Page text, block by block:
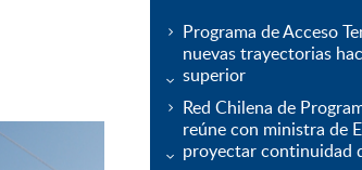
Programa de Acceso
nuevas trayectorias
superior
Red Chilena de
reúne con ministra de
proyectar continuidad